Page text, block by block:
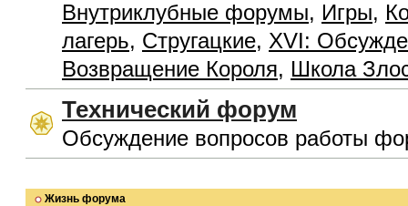
Внутриклубные форумы, Игры,
лагерь, Стругацкие, XVI:
Возвращение Короля, Школа
Технический форум
Обсуждение вопросов работы
Жизнь форума